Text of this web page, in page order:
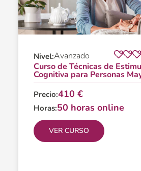
Nivel:Avanzado
Curso de Técnicas de
Cognitiva para Personas
Precio:410 €
Horas:50 horas online
VER CURSO